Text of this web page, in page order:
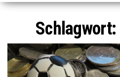
Schlagwort: